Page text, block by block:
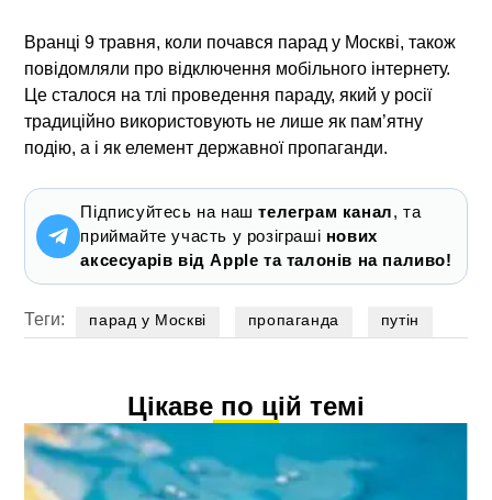
Вранці 9 травня, коли почався парад у Москві, також
повідомляли про відключення мобільного інтернету.
Це сталося на тлі проведення параду, який у росії
традиційно використовують не лише як пам’ятну
подію, а і як елемент державної пропаганди.
Підписуйтесь на наштелеграм канал, та
приймайте участь у розіграші нових
аксесуарів від Apple та талонів на паливо!
Теги: парад у Москві пропаганда путін
Цікаве по цій темі